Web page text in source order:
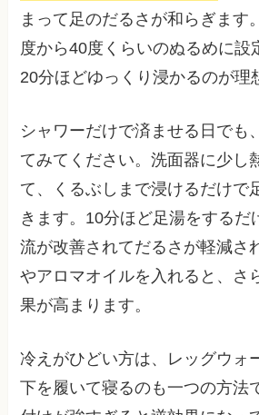
まって足のだるさが和らぎます
度から40度くらいのぬるめに設
20分ほどゆっくり浸かるのが理
シャワーだけで済ませる日でも
てみてください。洗面器に少し
て、くるぶしまで浸けるだけで
きます。10分ほど足湯をするだ
流が改善されてだるさが軽減さ
やアロマオイルを入れると、さ
果が高まります。
冷えがひどい方は、レッグウォ
下を履いて寝るのも一つの方法